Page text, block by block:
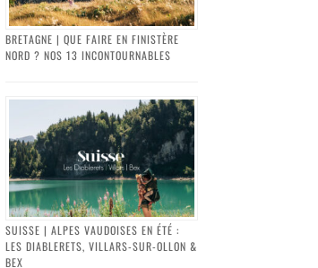
BRETAGNE | QUE FAIRE EN FINISTÈRE
NORD ? NOS 13 INCONTOURNABLES
SUISSE | ALPES VAUDOISES EN ÉTÉ :
LES DIABLERETS, VILLARS-SUR-OLLON &
BEX